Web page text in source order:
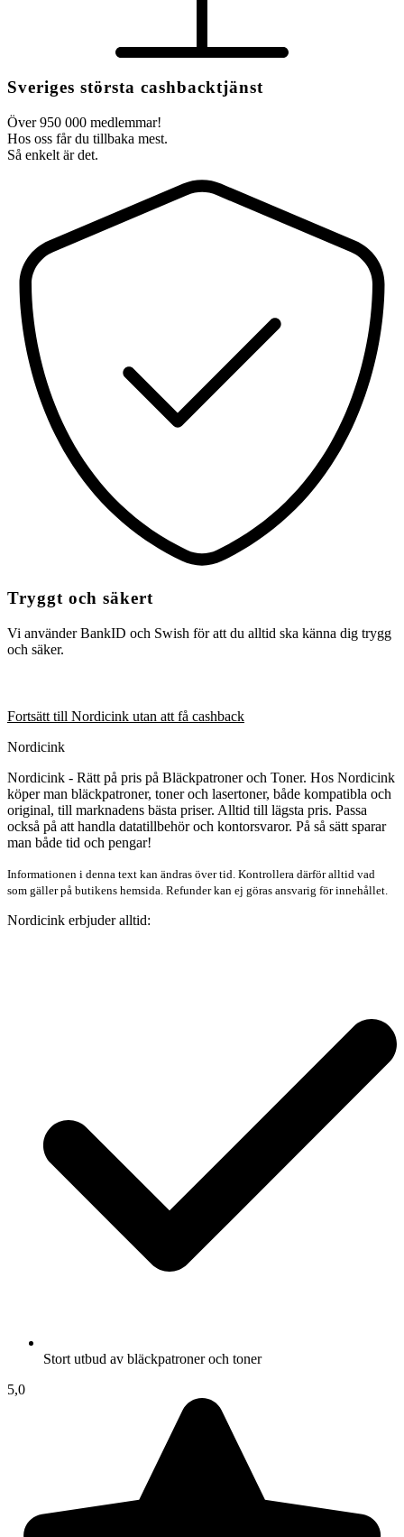
Sveriges största cashbacktjänst
Över 950 000 medlemmar!
Hos oss får du tillbaka mest.
Så enkelt är det.
Tryggt och säkert
Vi använder BankID och Swish för att du alltid ska känna dig trygg
och säker.
Fortsätt till Nordicink utan att få cashback
Nordicink
Nordicink - Rätt på pris på Bläckpatroner och Toner. Hos Nordicink
köper man bläckpatroner, toner och lasertoner, både kompatibla och
original, till marknadens bästa priser. Alltid till lägsta pris. Passa
också på att handla datatillbehör och kontorsvaror. På så sätt sparar
man både tid och pengar!
Informationen i denna text kan ändras över tid. Kontrollera därför alltid vad
som gäller på butikens hemsida. Refunder kan ej göras ansvarig för innehållet.
Nordicink erbjuder alltid:
Stort utbud av bläckpatroner och toner
5,0